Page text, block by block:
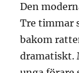
Den
Tre timmar
bakom
dramatiskt.